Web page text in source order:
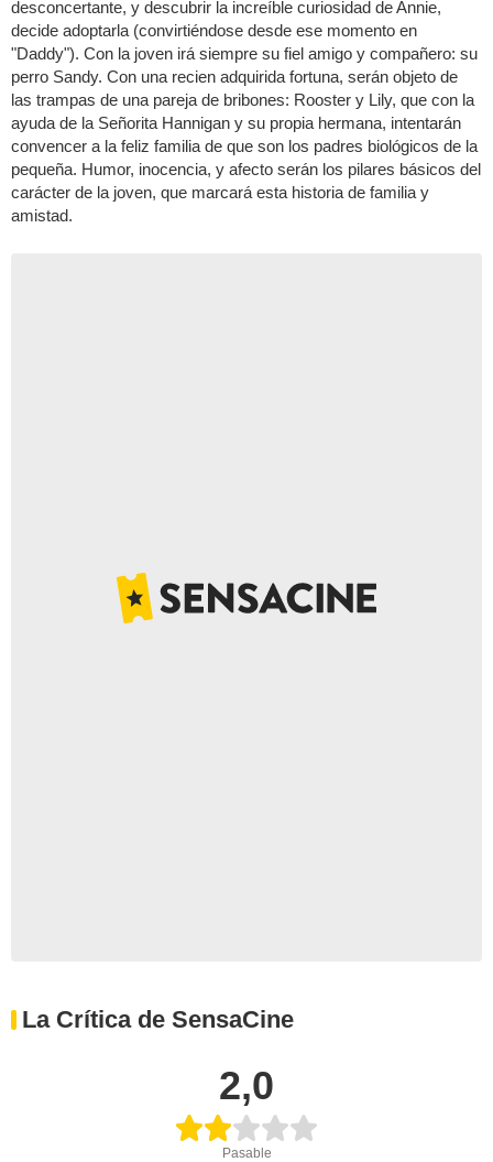
desconcertante, y descubrir la increíble curiosidad de Annie,
decide adoptarla (convirtiéndose desde ese momento en
"Daddy"). Con la joven irá siempre su fiel amigo y compañero: su
perro Sandy. Con una recien adquirida fortuna, serán objeto de
las trampas de una pareja de bribones: Rooster y Lily, que con la
ayuda de la Señorita Hannigan y su propia hermana, intentarán
convencer a la feliz familia de que son los padres biológicos de la
pequeña. Humor, inocencia, y afecto serán los pilares básicos del
carácter de la joven, que marcará esta historia de familia y
amistad.
La Crítica de SensaCine
2,0
Pasable